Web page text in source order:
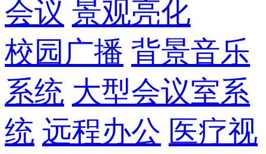
会议 景观亮化
校园广播 背景音乐
系统 大型会议室系
统 远程办公 医疗视